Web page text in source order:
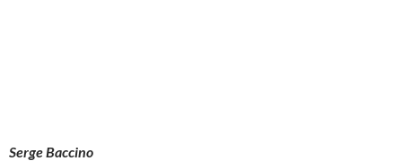
Serge Baccino